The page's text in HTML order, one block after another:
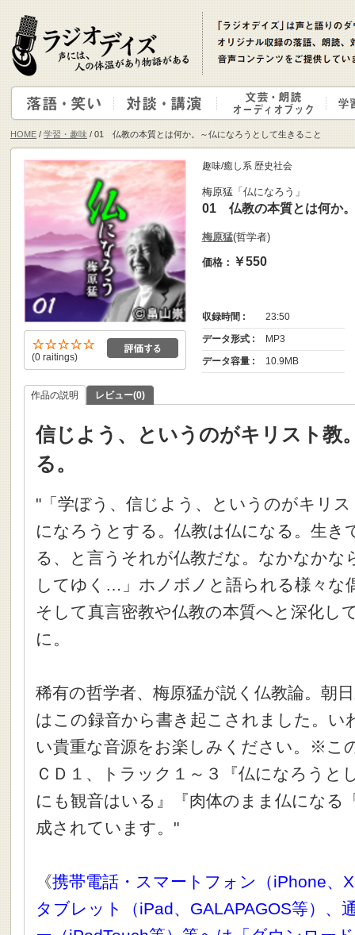
HOME / 学習・趣味 / 01 仏教の本質とは何か。～仏になろうとして生きること
(0 raitings)
趣味/癒し系 歴史社会
梅原猛「仏になろう」
01 仏教の本質とは何か
梅原猛(哲学者)
価格： ￥550
収録時間 :
23:50
データ形式 :
MP3
データ容量 :
10.9MB
作品の説明 レビュー(0)
信じよう、というのがキリスト教
る。
"「学ぼう、信じよう、というのがキリ
になろうとする。仏教は仏になる。生き
る、と言うそれが仏教だな。なかなかな
してゆく…」ホノボノと語られる様々な
そして真言密教や仏教の本質へと深化し
に。
稀有の哲学者、梅原猛が説く仏教論。朝
はこの録音から書き起こされました。い
い貴重な音源をお楽しみください。※こ
ＣＤ１、トラック１～３『仏になろうと
にも観音はいる』『肉体のまま仏になる
成されています。"
《携帯電話・スマートフォン（iPhone、
タブレット（iPad、GALAPAGOS等）、